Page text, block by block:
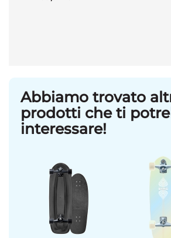
Abbiamo trovato
prodotti che ti
interessare!